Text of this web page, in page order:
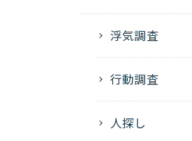
浮気調査
行動調査
人探し